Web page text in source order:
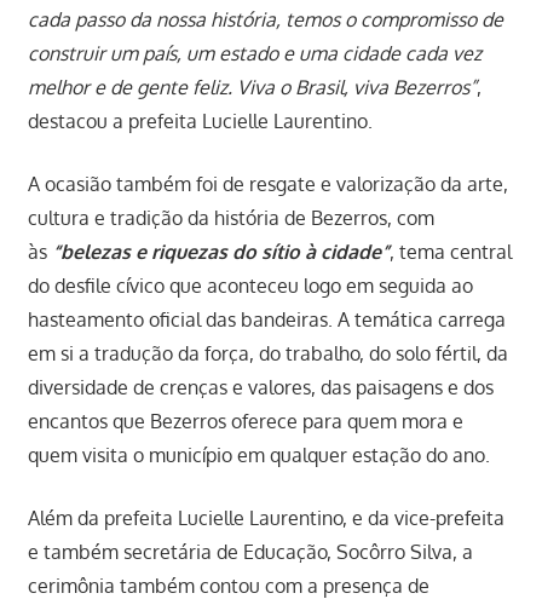
cada passo da nossa história, temos o compromisso de
construir um país, um estado e uma cidade cada vez
melhor e de gente feliz. Viva o Brasil, viva Bezerros”,
destacou a prefeita Lucielle Laurentino.
A ocasião também foi de resgate e valorização da arte,
cultura e tradição da história de Bezerros, com
às “belezas e riquezas do sítio à cidade”, tema central
do desfile cívico que aconteceu logo em seguida ao
hasteamento oficial das bandeiras. A temática carrega
em si a tradução da força, do trabalho, do solo fértil, da
diversidade de crenças e valores, das paisagens e dos
encantos que Bezerros oferece para quem mora e
quem visita o município em qualquer estação do ano.
Além da prefeita Lucielle Laurentino, e da vice-prefeita
e também secretária de Educação, Socôrro Silva, a
cerimônia também contou com a presença de